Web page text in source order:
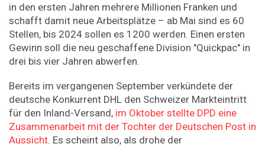
in den ersten Jahren mehrere Millionen Franken und
schafft damit neue Arbeitsplätze – ab Mai sind es 60
Stellen, bis 2024 sollen es 1200 werden. Einen ersten
Gewinn soll die neu geschaffene Division "Quickpac" in
drei bis vier Jahren abwerfen.
Bereits im vergangenen September verkündete der
deutsche Konkurrent DHL den Schweizer Markteintritt
für den Inland-Versand, im Oktober stellte DPD eine
Zusammenarbeit mit der Tochter der Deutschen Post in
Aussicht. Es scheint also, als drohe der